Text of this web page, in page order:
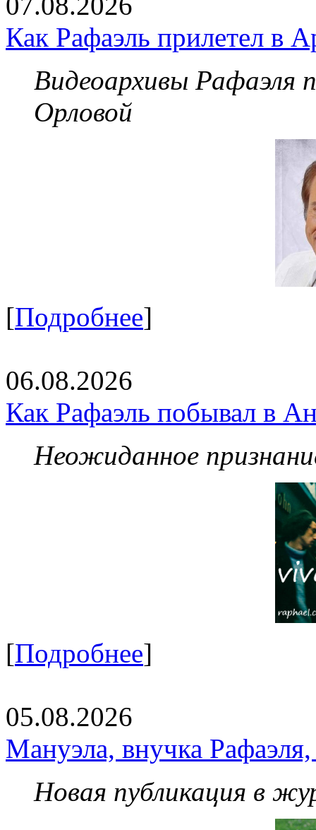
Как Рафаэль прилетел в
Видеоархивы Рафаэля
Орловой
[Подробнее]
06.08.2026
Как Рафаэль побывал в
Неожиданное
[Подробнее]
05.08.2026
Мануэла, внучка
Новая публикация в